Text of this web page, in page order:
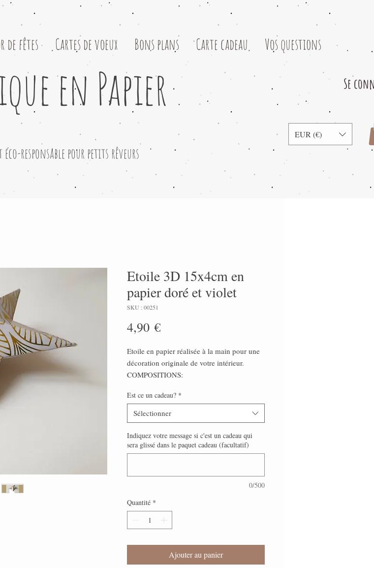
de fêtes Cartes de voeux Bons plans Carte cadeau Vos questions
en Papier
éco-responsable pour petits rêveurs
Se
EUR (€)
Etoile 3D 15x4cm en
papier doré et violet
SKU : 00251
4,90 €Prix
Etoile en papier réalisée à la main pour une
décoration originale de votre intérieur.
COMPOSITIONS:
largeur en papier
- Fil doré
Chaque étoile a été soigneusement fabriquée
à la main par mes soins.
Est ce un cadeau? *
Sélectionner
Indiquez votre message si c'est un cadeau qui
sera glissé dans le paquet cadeau (facultatif)
0/500
Quantité *
Ajouter au panier